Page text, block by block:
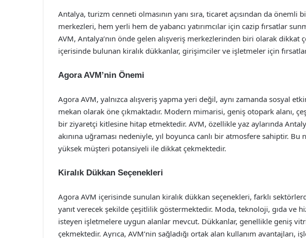
Antalya, turizm cenneti olmasının yanı sıra, ticaret açısından da önemli
merkezleri, hem yerli hem de yabancı yatırımcılar için cazip fırsatlar
AVM, Antalya’nın önde gelen alışveriş merkezlerinden biri olarak dikkat
içerisinde bulunan kiralık dükkanlar, girişimciler ve işletmeler için
Agora AVM’nin Önemi
Agora AVM, yalnızca alışveriş yapma yeri değil, aynı zamanda sosyal
mekan olarak öne çıkmaktadır. Modern mimarisi, geniş otopark alanı,
bir ziyaretçi kitlesine hitap etmektedir. AVM, özellikle yaz aylarında
akınına uğraması nedeniyle, yıl boyunca canlı bir atmosfere sahiptir. Bu
yüksek müşteri potansiyeli ile dikkat çekmektedir.
Kiralık Dükkan Seçenekleri
Agora AVM içerisinde sunulan kiralık dükkan seçenekleri, farklı
yanıt verecek şekilde çeşitlilik göstermektedir. Moda, teknoloji, gıda ve
isteyen işletmelere uygun alanlar mevcut. Dükkanlar, genellikle geniş
çekmektedir. Ayrıca, AVM’nin sağladığı ortak alan kullanım avantajları,